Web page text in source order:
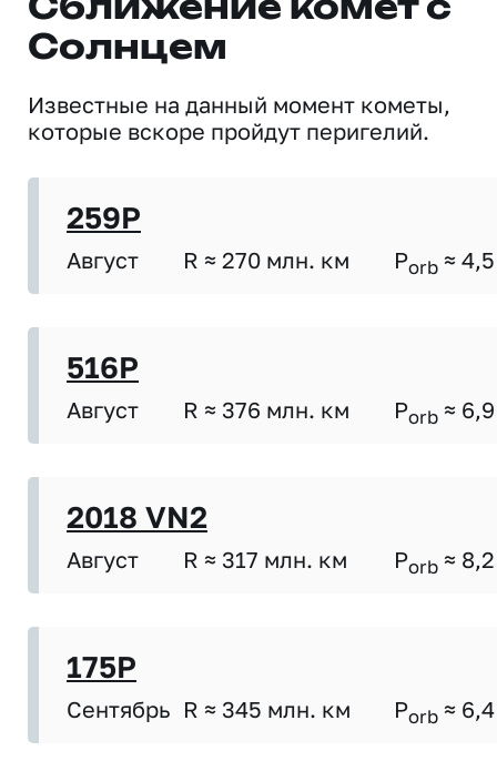
Сближение комет с
Солнцем
Известные на данный момент кометы,
которые вскоре пройдут перигелий.
259P
Август R ≈ 270 млн. км Porb ≈ 4,5
516P
Август R ≈ 376 млн. км Porb ≈ 6,9
2018 VN2
Август R ≈ 317 млн. км Porb ≈ 8,2
175P
Сентябрь R ≈ 345 млн. км Porb ≈ 6,4